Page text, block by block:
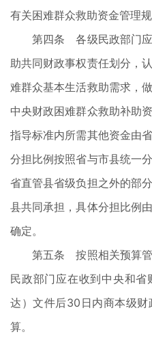
有关困难群众救助资金管理规
第四条 各级民政部门应
助共同财政事权责任划分，
难群众基本生活救助需求，
中央财政困难群众救助补助
指导标准内所需其他资金由
分担比例按照省与市县统一
省直管县省级负担之外的部
县共同承担，具体分担比例
确定。
第五条 按照相关预算管
民政部门应在收到中央和
达）文件后30日内商本级
算。